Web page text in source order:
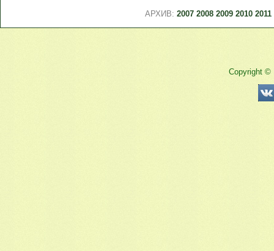
АРХИВ:2007 2008 2009 2010 2011
Copyright ©